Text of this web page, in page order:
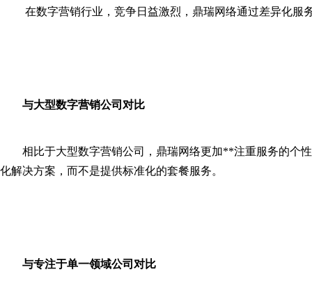
在数字营销行业，竞争日益激烈，鼎瑞网络通过差异化服
与大型数字营销公司对比
相比于大型数字营销公司，鼎瑞网络更加**注重服务的个
化解决方案，而不是提供标准化的套餐服务。
与专注于单一领域公司对比